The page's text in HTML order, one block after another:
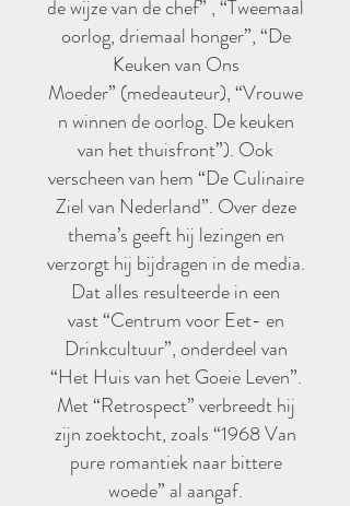
de wijze van de chef” , “Tweemaal
oorlog, driemaal honger”, “De
Keuken van Ons
Moeder” (medeauteur), “Vrouwe
n winnen de oorlog. De keuken
van het thuisfront”). Ook
verscheen van hem “De Culinaire
Ziel van Nederland”. Over deze
thema’s geeft hij lezingen en
verzorgt hij bijdragen in de media.
Dat alles resulteerde in een
vast “Centrum voor Eet- en
Drinkcultuur”, onderdeel van
“Het Huis van het Goeie Leven”.
Met “Retrospect” verbreedt hij
zijn zoektocht, zoals “1968 Van
pure romantiek naar bittere
woede” al aangaf.